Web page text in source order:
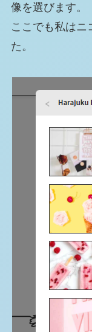
像を選びます。
ここでも私はニ
た。